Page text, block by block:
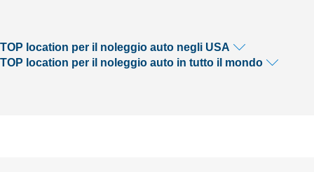
TOP location per il noleggio auto negli USA
TOP location per il noleggio auto in tutto il mondo